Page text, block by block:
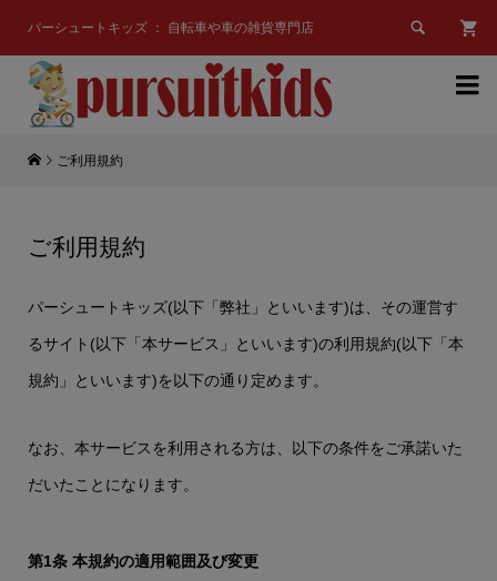
パーシュートキッズ ： 自転車や車の雑貨専門店 

ご利用規約
ご利用規約
パーシュートキッズ(以下「弊社」といいます)は、その運営す
るサイト(以下「本サービス」といいます)の利用規約(以下「本
規約」といいます)を以下の通り定めます。
なお、本サービスを利用される方は、以下の条件をご承諾いた
だいたことになります。
第1条 本規約の適用範囲及び変更